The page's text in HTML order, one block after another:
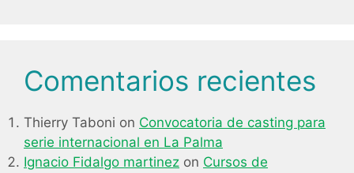
Comentarios recientes
Thierry Taboni on Convocatoria de casting para
serie internacional en La Palma
Ignacio Fidalgo martinez on Cursos de